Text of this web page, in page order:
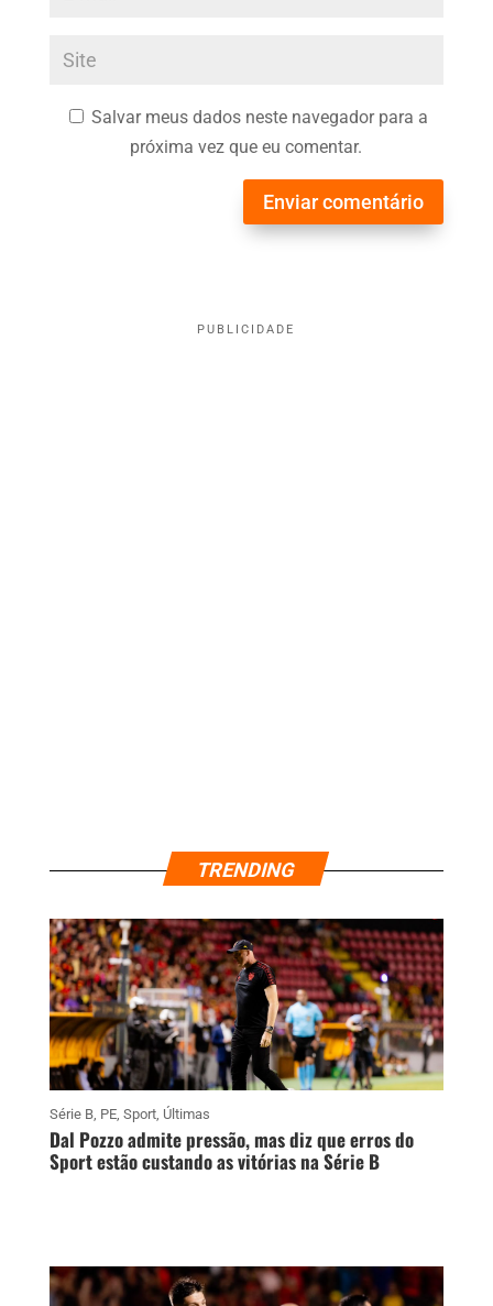
Salvar meus dados neste navegador para a
próxima vez que eu comentar.
Enviar comentário
PUBLICIDADE
TRENDING
Série B, PE, Sport, Últimas
Dal Pozzo admite pressão, mas diz que erros do
Sport estão custando as vitórias na Série B